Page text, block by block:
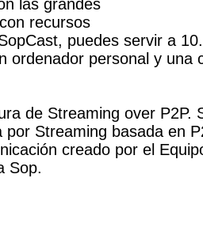
las grandes
recursos
puedes servir a
ordenador personal y una
de Streaming over P2P.
por Streaming basada en
creado por el
Sop.